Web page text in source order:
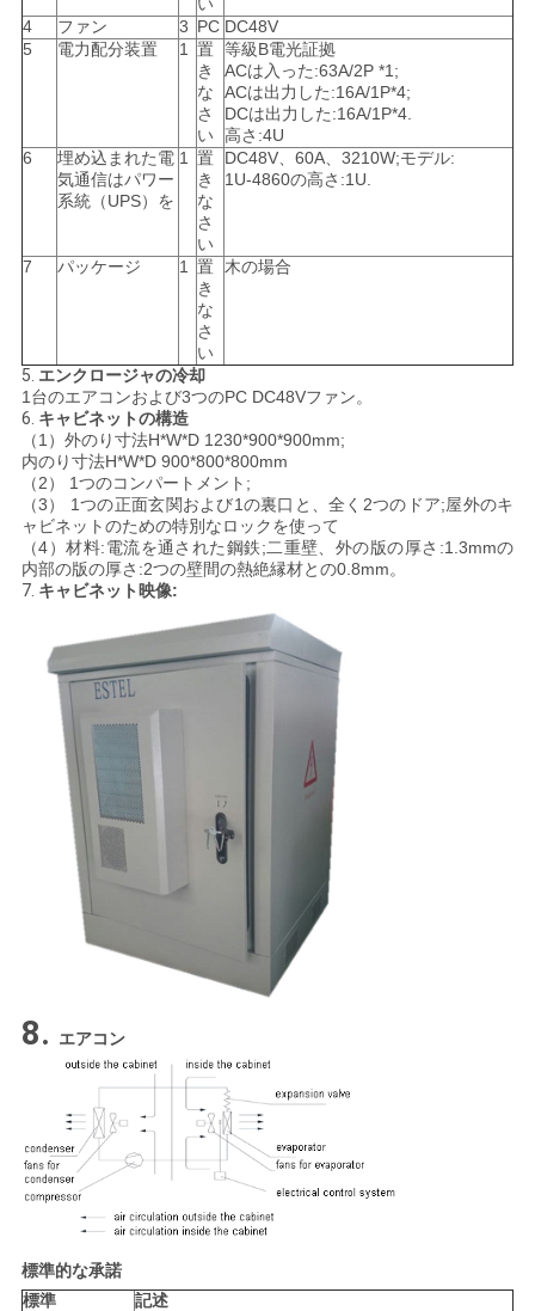
い
4
ファン 3 PC DC48V
5
電力配分装置 1 置
き
な
さ
い
等級B電光証拠
ACは入った:63A/2P *1;
ACは出力した:16A/1P*4;
DCは出力した:16A/1P*4.
高さ:4U
6
埋め込まれた電
気通信はパワー
系統（UPS）を
1 置
き
な
さ
い
DC48V、60A、3210W;モデル:
1U-4860の高さ:1U.
7 パッケージ 1 置
き
な
さ
い
木の場合
5. エンクロージャの冷却
1台のエアコンおよび3つのPC DC48Vファン。
6. キャビネットの構造
（1）外のり寸法H*W*D 1230*900*900mm;
内のり寸法H*W*D 900*800*800mm
（2） 1つのコンパートメント;
（3） 1つの正面玄関および1の裏口と、全く2つのドア;屋外のキ
ャビネットのための特別なロックを使って
（4）材料:電流を通された鋼鉄;二重壁、外の版の厚さ:1.3mmの
内部の版の厚さ:2つの壁間の熱絶縁材との0.8mm。
7. キャビネット映像:
8. エアコン
標準的な承諾
標準
記述